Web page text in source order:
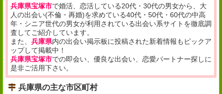
兵庫県宝塚市で婚活、恋活している20代・30代の男女から、大
人の出会い(不倫・再婚)を求めている40代・50代・60代の中高
年・シニア世代の男女が利用されている出会い系サイトを徹底調
査してご紹介しています。
また、 兵庫県内の出会い掲示板に投稿された新着情報もピックア
ップして掲載中！
兵庫県宝塚市での即会い、優良な出会い、恋愛パートナー探しに
是非ご活用下さい。
兵庫県の主な市区町村